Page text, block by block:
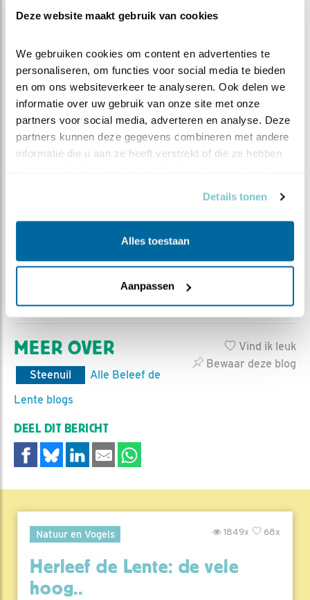
Deze website maakt gebruik van cookies
We gebruiken cookies om content en advertenties te
personaliseren, om functies voor social media te bieden
en om ons websiteverkeer te analyseren. Ook delen we
informatie over uw gebruik van onze site met onze
partners voor social media, adverteren en analyse. Deze
partners kunnen deze gegevens combineren met andere
informatie die u aan ze heeft verstrekt of die ze hebben
Details tonen
Alles toestaan
Aanpassen
landelijke werkgroep die steenuilenbescherming en
Daartoe wordt samengewerkt met relevante
binnen- en buitenlandse, professionele en
vrijwilligersorganisaties. STONE is een
website van STONE
Vind ik leuk
Bewaar deze blog
MEER OVER
Steenuil
Alle Beleef de
Lente blogs
DEEL DIT BERICHT
Natuur en Vogels 68x
1849x
Herleef de Lente: de vele
hoog..